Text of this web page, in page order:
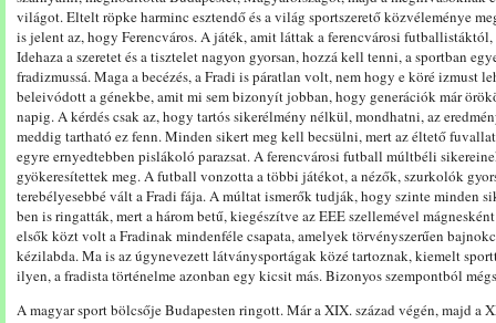
világot. Eltelt röpke harminc esztendő és a világ sportszerető közvéleménye
is jelent az, hogy Ferencváros. A játék, amit láttak a ferencvárosi
Idehaza a szeretet és a tisztelet nagyon gyorsan, hozzá kell tenni, a sportban
fradizmussá. Maga a becézés, a Fradi is páratlan volt, nem hogy e köré izmust
beleivódott a génekbe, amit mi sem bizonyít jobban, hogy generációk már
napig. A kérdés csak az, hogy tartós sikerélmény nélkül, mondhatni, az
meddig tartható ez fenn. Minden sikert meg kell becsülni, mert az éltető
egyre ernyedtebben pislákoló parazsat. A ferencvárosi futball múltbéli
gyökeresítettek meg. A futball vonzotta a többi játékot, a nézők, szurkolók
terebélyesebbé vált a Fradi fája. A múltat ismerők tudják, hogy szinte minden
ben is ringatták, mert a három betű, kiegészítve az EEE szellemével
elsők közt volt a Fradinak mindenféle csapata, amelyek törvényszerűen
kézilabda. Ma is az úgynevezett látványsportágak közé tartoznak, kiemelt
ilyen, a fradista történelme azonban egy kicsit más. Bizonyos szempontból
A magyar sport bölcsője Budapesten ringott. Már a XIX. század végén, majd a